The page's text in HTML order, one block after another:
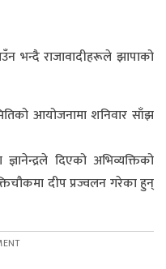
भन्दै राजावादीहरूले झापाको
समितिको आयोजनामा शनिवार साँझ
ज्ञानेन्द्रले दिएको अभिव्यक्तिको
दीप प्रज्वलन गरेका हुन्